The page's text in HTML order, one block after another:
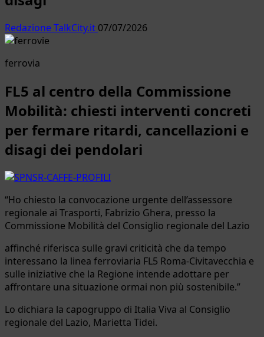
Redazione TalkCity.it 07/07/2026
ferrovia
FL5 al centro della Commissione
Mobilità: chiesti interventi concreti
per fermare ritardi, cancellazioni e
disagi dei pendolari
“Ho chiesto la convocazione urgente dell’assessore
regionale ai Trasporti, Fabrizio Ghera, presso la
Commissione Mobilità del Consiglio regionale del Lazio
affinché riferisca sulle gravi criticità che da tempo
interessano la linea ferroviaria FL5 Roma-Civitavecchia e
sulle iniziative che la Regione intende adottare per
affrontare una situazione ormai non più sostenibile.”
Lo dichiara la capogruppo di Italia Viva al Consiglio
regionale del Lazio, Marietta Tidei.